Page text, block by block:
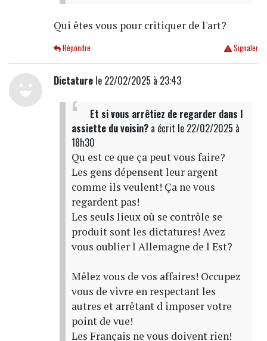
Qui êtes vous pour critiquer de l'art?
Signaler
Répondre
Dictaturele 22/02/2025 à 23:43
Et si vous arrêtiez de regarder dans l
assiette du voisin?a écrit le 22/02/2025 à
18h30
Qu est ce que ça peut vous faire?
Les gens dépensent leur argent
comme ils veulent! Ça ne vous
regardent pas!
Les seuls lieux où se contrôle se
produit sont les dictatures! Avez
vous oublier l Allemagne de l Est?
Mêlez vous de vos affaires! Occupez
vous de vivre en respectant les
autres et arrêtant d imposer votre
point de vue!
Les Français ne vous doivent rien!